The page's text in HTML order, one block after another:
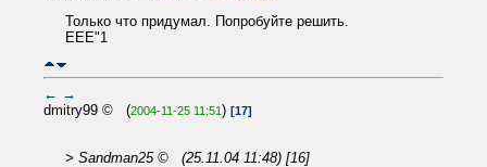
Только что придумал. Попробуйте решить.
EEE"1
← →
dmitry99 © (2004-11-25 11:51 ) [17]
> Sandman25 © (25.11.04 11:48) [16]